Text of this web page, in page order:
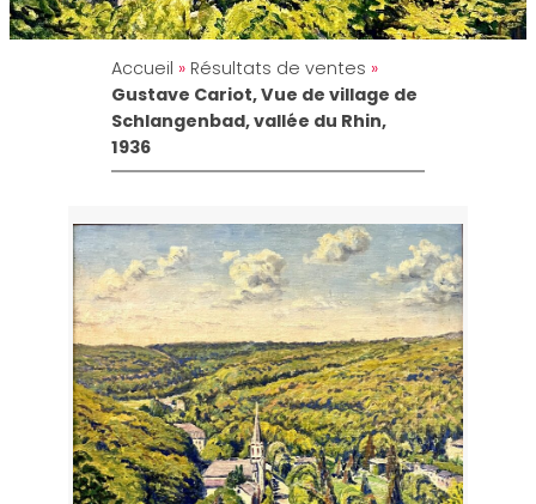
Accueil » Résultats de ventes »
Gustave Cariot, Vue de village de
Schlangenbad, vallée du Rhin,
1936